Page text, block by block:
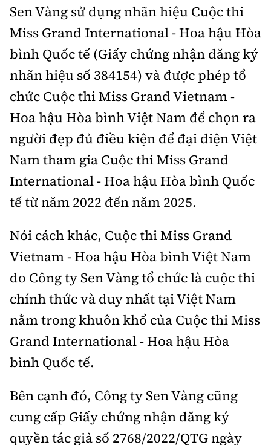
Sen Vàng sử dụng nhãn hiệu Cuộc thi
Miss Grand International - Hoa hậu Hòa
bình Quốc tế (Giấy chứng nhận đăng ký
nhãn hiệu số 384154) và được phép tổ
chức Cuộc thi Miss Grand Vietnam -
Hoa hậu Hòa bình Việt Nam để chọn ra
người đẹp đủ điều kiện để đại diện Việt
Nam tham gia Cuộc thi Miss Grand
International - Hoa hậu Hòa bình Quốc
tế từ năm 2022 đến năm 2025.
Nói cách khác, Cuộc thi Miss Grand
Vietnam - Hoa hậu Hòa bình Việt Nam
do Công ty Sen Vàng tổ chức là cuộc thi
chính thức và duy nhất tại Việt Nam
nằm trong khuôn khổ của Cuộc thi Miss
Grand International - Hoa hậu Hòa
bình Quốc tế.
Bên cạnh đó, Công ty Sen Vàng cũng
cung cấp Giấy chứng nhận đăng ký
quyền tác giả số 2768/2022/QTG ngày